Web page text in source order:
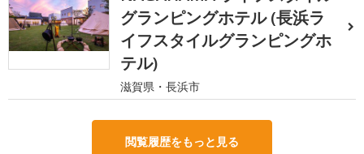
グランピングホテル (長浜ラ
イフスタイルグランピングホ
テル)
滋賀県・長浜市
閲覧履歴をもっと見る